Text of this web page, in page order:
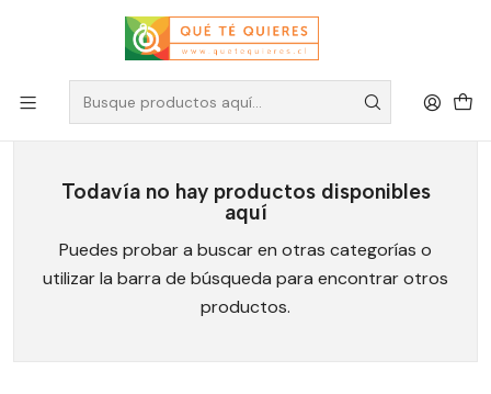
Aerobie
Todavía no hay productos disponibles
aquí
Puedes probar a buscar en otras categorías o
utilizar la barra de búsqueda para encontrar otros
productos.